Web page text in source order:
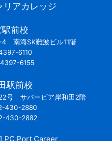
リアカレッジ
前校
4 南海SK難波ビル11階
6110
6155
駅前校
号 サバービア岸和田2階
430-2880
430-2882
PC Port Career